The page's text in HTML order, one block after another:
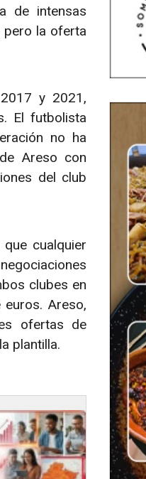
de intensas
pero la oferta
y 2021,
El futbolista
no ha
Areso con
del club
cualquier
clubes en
Areso,
ofertas de
plantilla.